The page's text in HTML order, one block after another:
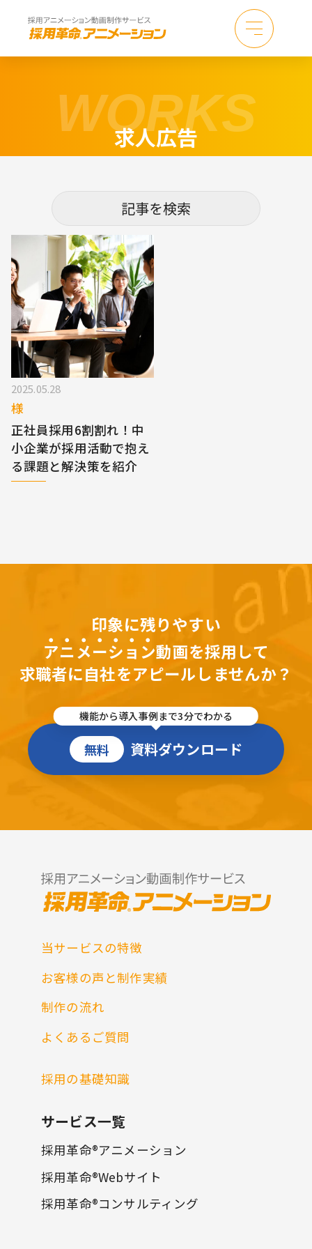
求人広告
WORKS
記事を検索
2025.05.28
様
正社員採用6割割れ！中
小企業が採用活動で抱え
る課題と解決策を紹介
印象に残りやすい
アニメーション動画を採用して
求職者に自社をアピールしませんか？
機能から導入事例まで3分でわかる
無料 資料ダウンロード
当サービスの特徴
お客様の声と制作実績
制作の流れ
よくあるご質問
採用の基礎知識
サービス一覧
採用革命®アニメーション
採用革命®Webサイト
採用革命®コンサルティング